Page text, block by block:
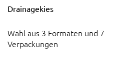
Drainagekies
Wahl aus 3 Formaten und 7
Verpackungen